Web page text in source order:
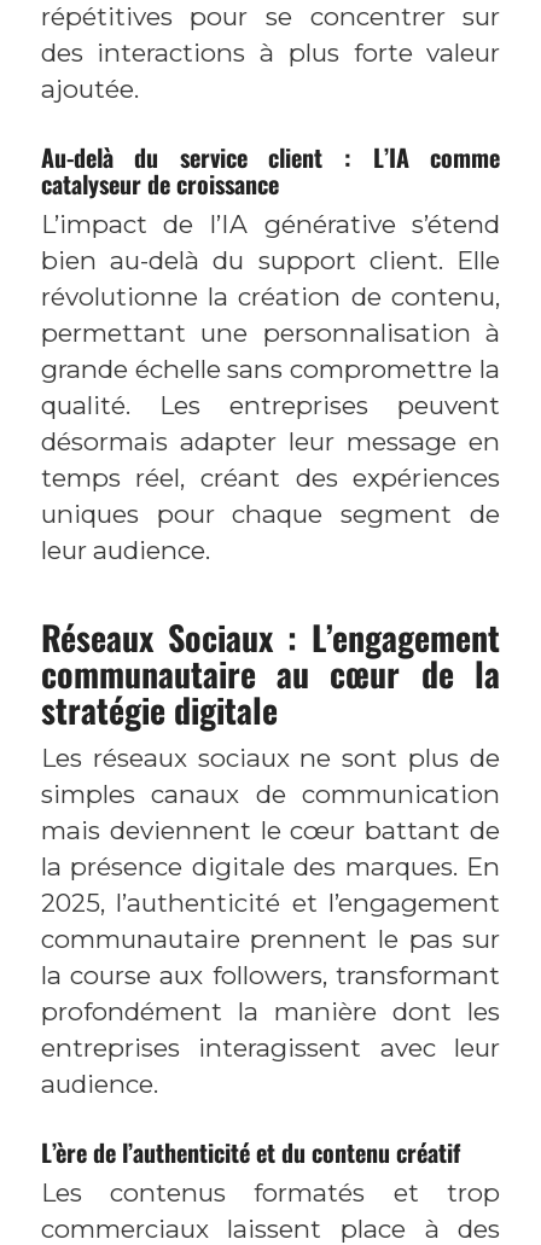
répétitives pour se concentrer sur
des interactions à plus forte valeur
ajoutée.
Au-delà du service client : L’IA comme
catalyseur de croissance
L’impact de l’IA générative s’étend
bien au-delà du support client. Elle
révolutionne la création de contenu,
permettant une personnalisation à
grande échelle sans compromettre la
qualité. Les entreprises peuvent
désormais adapter leur message en
temps réel, créant des expériences
uniques pour chaque segment de
leur audience.
Réseaux Sociaux : L’engagement
communautaire au cœur de la
stratégie digitale
Les réseaux sociaux ne sont plus de
simples canaux de communication
mais deviennent le cœur battant de
la présence digitale des marques. En
2025, l’authenticité et l’engagement
communautaire prennent le pas sur
la course aux followers, transformant
profondément la manière dont les
entreprises interagissent avec leur
audience.
L’ère de l’authenticité et du contenu créatif
Les contenus formatés et trop
commerciaux laissent place à des